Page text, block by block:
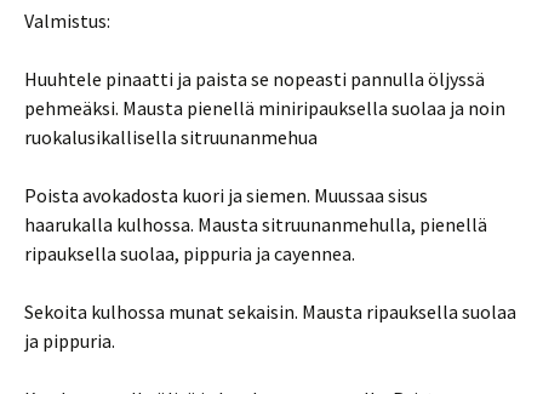
Valmistus:
Huuhtele pinaatti ja paista se nopeasti pannulla öljyssä
pehmeäksi. Mausta pienellä miniripauksella suolaa ja noin
ruokalusikallisella sitruunanmehua
Poista avokadosta kuori ja siemen. Muussaa sisus
haarukalla kulhossa. Mausta sitruunanmehulla, pienellä
ripauksella suolaa, pippuria ja cayennea.
Sekoita kulhossa munat sekaisin. Mausta ripauksella suolaa
ja pippuria.